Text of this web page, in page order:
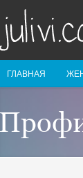
ГЛАВНАЯ